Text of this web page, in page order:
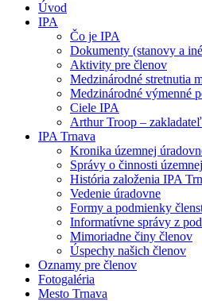
Úvod
IPA
Čo je IPA
Dokumenty (stanovy a
Aktivity pre členov
Medzinárodné stretnutia
Medzinárodné výmenné
Ciele IPA
Arthur Troop –
IPA Trnava
Kronika územnej
Správy o činnosti
História založenia IPA
Vedenie úradovne
Formy a podmienky
Informatívne správy z
Mimoriadne činy členov
Úspechy našich členov
Oznamy pre členov
Fotogaléria
Mesto Trnava